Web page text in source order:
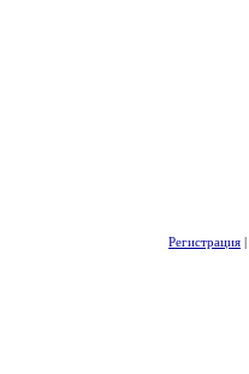
Регистрация |